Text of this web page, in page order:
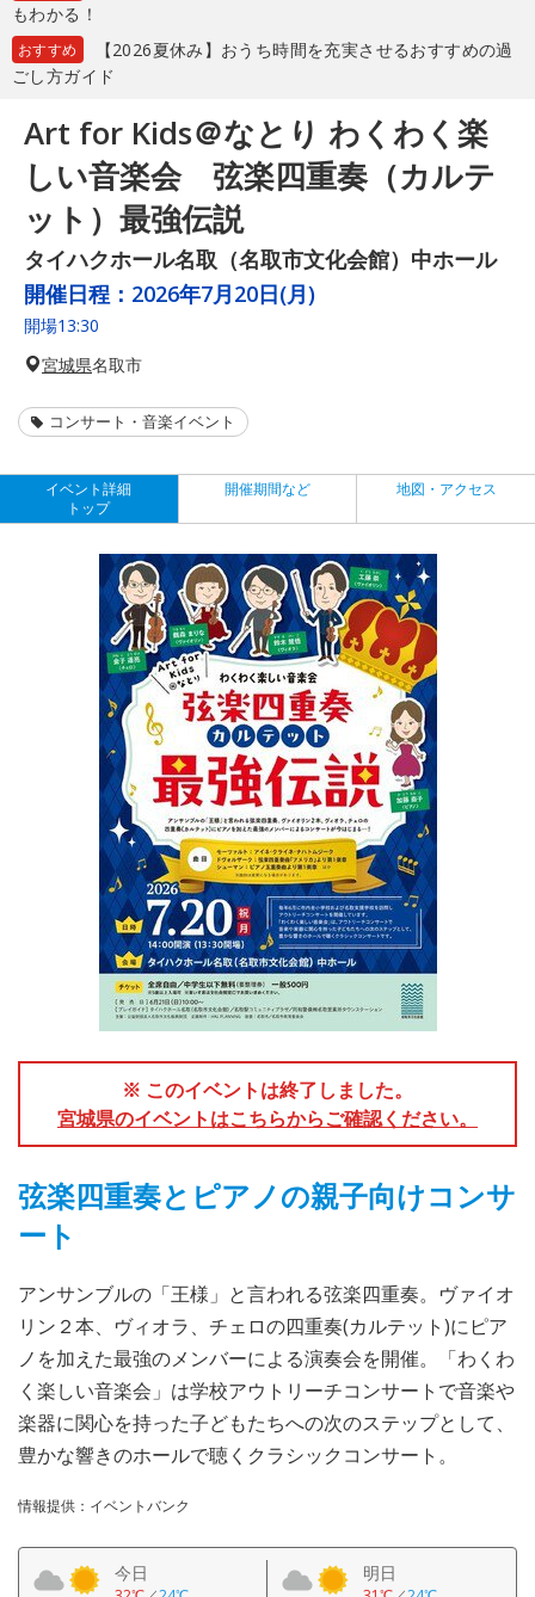
もわかる！
おすすめ
【2026夏休み】おうち時間を充実させるおすすめの過
ごし方ガイド
Art for Kids＠なとり わくわく楽
しい音楽会 弦楽四重奏（カルテ
ット）最強伝説
タイハクホール名取（名取市文化会館）中ホール
開催日程： 2026年7月20日(月)
開場13:30
宮城県名取市
コンサート・音楽イベント
イベント詳細
トップ
開催期間など 地図・アクセス
※ このイベントは終了しました。
宮城県のイベントはこちらからご確認ください。
弦楽四重奏とピアノの親子向けコンサ
ート
アンサンブルの「王様」と言われる弦楽四重奏。ヴァイオ
リン２本、ヴィオラ、チェロの四重奏(カルテット)にピア
ノを加えた最強のメンバーによる演奏会を開催。「わくわ
く楽しい音楽会」は学校アウトリーチコンサートで音楽や
楽器に関心を持った子どもたちへの次のステップとして、
豊かな響きのホールで聴くクラシックコンサート。
情報提供：イベントバンク
今日 明日